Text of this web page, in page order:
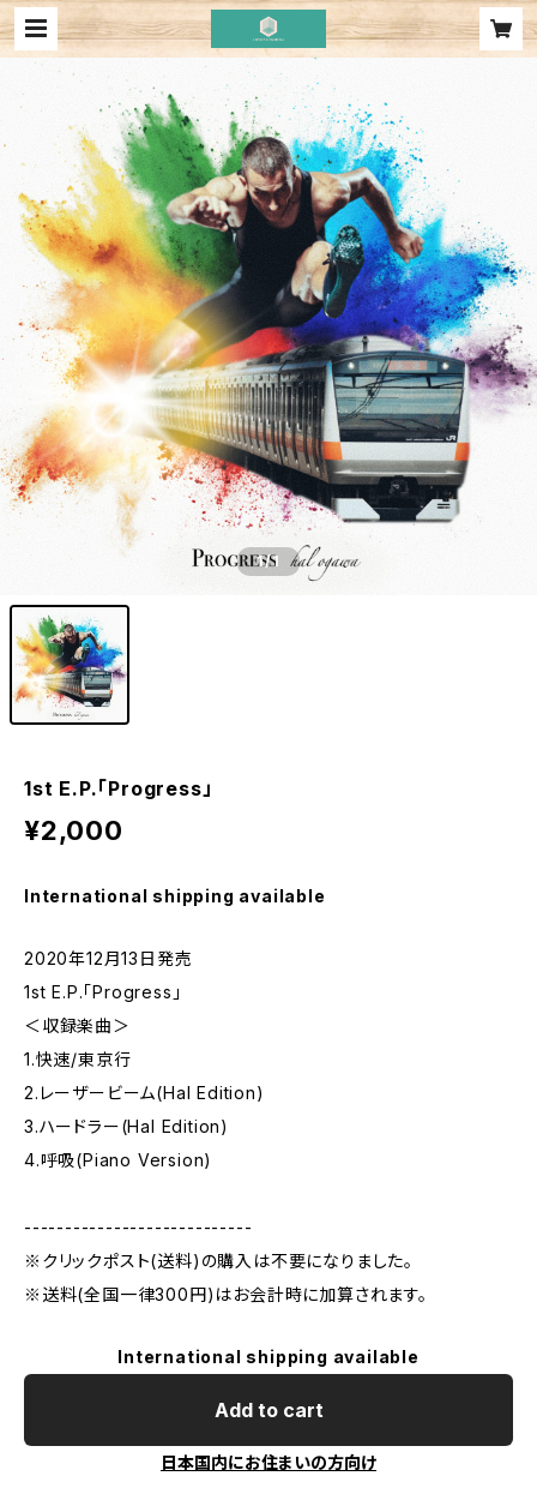
1/1
1st E.P.「Progress」
¥2,000
International shipping available
2020年12月13日発売
1st E.P.「Progress」
＜収録楽曲＞
1.快速/東京行
2.レーザービーム(Hal Edition)
3.ハードラー(Hal Edition)
4.呼吸(Piano Version)
----------------------------
※クリックポスト(送料)の購入は不要になりました。
※送料(全国一律300円)はお会計時に加算されます。
International shipping available
Add to cart
日本国内にお住まいの方向け